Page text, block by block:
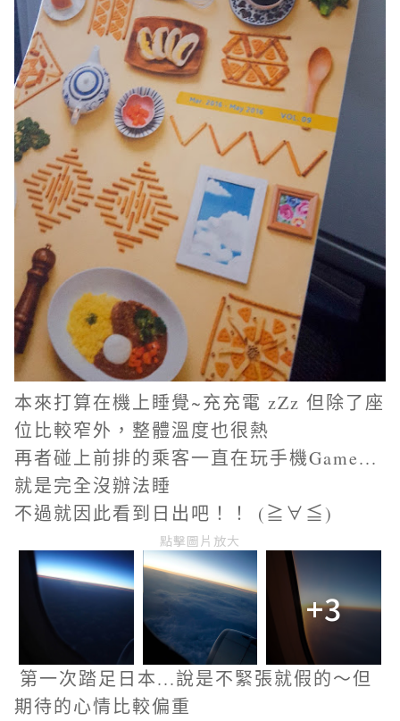
本來打算在機上睡覺~充充電 zZz 但除了座
位比較窄外，整體溫度也很熱
再者碰上前排的乘客一直在玩手機Game...
就是完全沒辦法睡
不過就因此看到日出吧！！ (≧∀≦)
點擊圖片放大
+3
第一次踏足日本...說是不緊張就假的～但
期待的心情比較偏重